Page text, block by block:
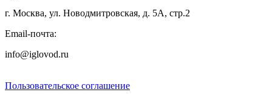
г. Москва, ул. Новодмитровская, д. 5А, стр.2
Email-почта:
info@iglovod.ru
Пользовательское соглашение